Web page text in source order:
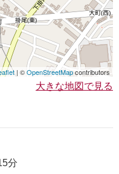
| ©OpenStreetMapcontributors
大きな地図で見る
分